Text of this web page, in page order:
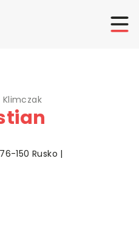
Klimczak
150 Rusko |